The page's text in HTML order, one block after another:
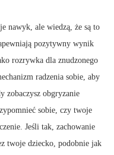
nawyk, ale wiedzą, że są to
pozytywny wynik
rozrywka dla znudzonego
radzenia sobie, aby
zobaczysz obgryzanie
sobie, czy twoje
Jeśli tak, zachowanie
twoje dziecko, podobnie jak